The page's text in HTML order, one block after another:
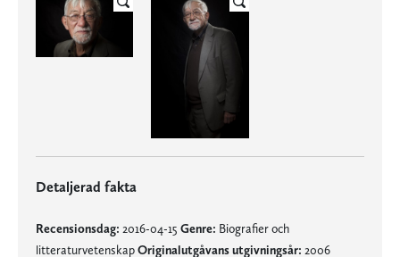
Detaljerad fakta
Recensionsdag: 2016-04-15 Genre: Biografier och
litteraturvetenskapOriginalutgåvans utgivningsår: 2006